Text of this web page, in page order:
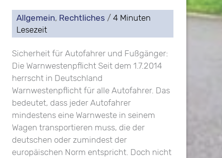
Allgemein, Rechtliches / 4 Minuten
Lesezeit
Sicherheit für Autofahrer und Fußgänger:
Die Warnwestenpflicht Seit dem 1.7.2014
herrscht in Deutschland
Warnwestenpflicht für alle Autofahrer. Das
bedeutet, dass jeder Autofahrer
mindestens eine Warnweste in seinem
Wagen transportieren muss, die der
deutschen oder zumindest der
europäischen Norm entspricht. Doch nicht